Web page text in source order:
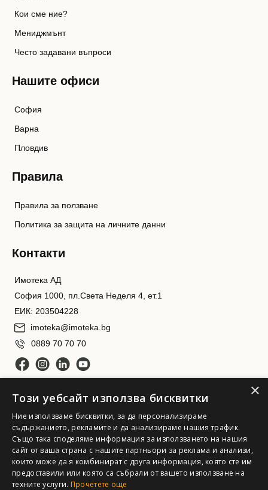
Кои сме ние?
Мениджмънт
Често задавани въпроси
Нашите офиси
София
Варна
Пловдив
Правила
Правила за ползване
Политика за защита на личните данни
Контакти
Имотека АД
София 1000, пл.Света Неделя 4, ет.1
ЕИК: 203504228
imoteka@imoteka.bg
0889 70 70 70
Имотека АД. Всички права запазени
×
Този уебсайт използва бисквитки
Ние използваме бисквитки, за да персонализираме
съдържанието, рекламите и да анализираме нашия трафик.
Също така споделяме информация за използването на нашия
сайт от ваша страна с нашите партньори за реклама и анализи,
които може да я комбинират с друга информация, която сте им
предоставили или която са събрали от вашето използване на
техните услуги. Прочетете още